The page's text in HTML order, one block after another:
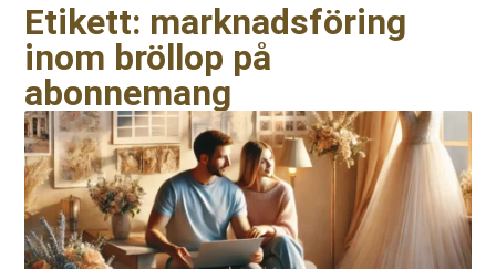
Etikett: marknadsföring
inom bröllop på
abonnemang